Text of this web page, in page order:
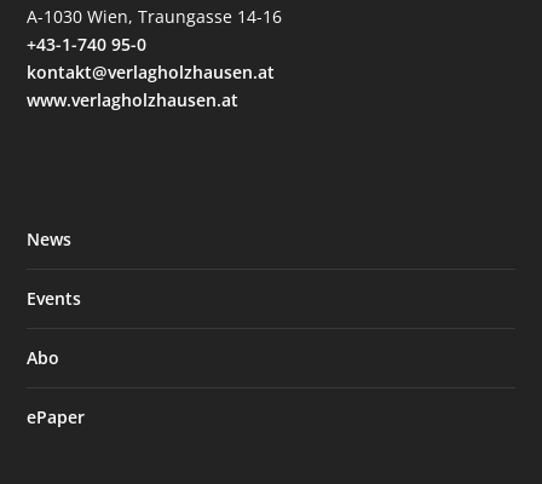
A-1030 Wien, Traungasse 14-16
+43-1-740 95-0
kontakt@verlagholzhausen.at
www.verlagholzhausen.at
News
Events
Abo
ePaper